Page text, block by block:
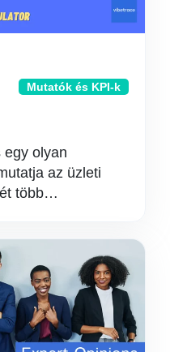
Mutatók és KPI-k
egy olyan
az üzleti
több…